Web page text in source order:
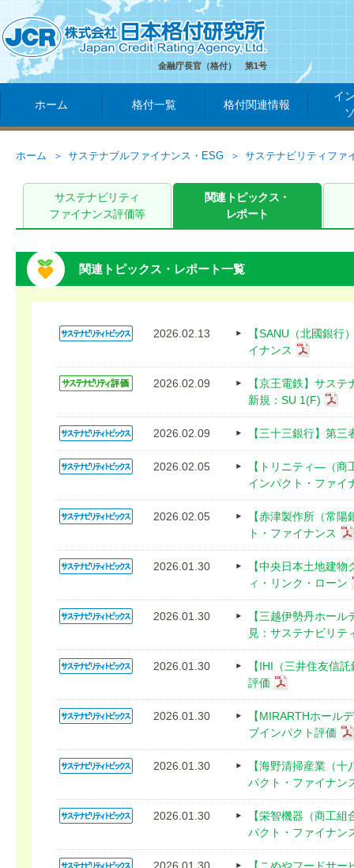
金融庁長官（格付） 第1号
ホーム 格付一覧 格付関連情報
イ
ホーム サステナブルファイナンス・ESG サステナビリティファ
サステナビリティ
ファイナンス評価等
関連トピックス・
レポート
関連トピックス・レポート一覧
2026.02.13
【SANU（北國銀行
イナンス
2026.02.09
【京王電鉄】サス
新規：SU 1(F)
2026.02.09 【三十三銀行】第
2026.02.05
【トリニティ―（商
インパクト・ファイ
2026.02.05
【赤津製作所（常
ト・ファイナンス
2026.01.30
【中央日本土地建
ィ・リンク・ローン
2026.01.30
【三越伊勢丹ホー
見：サステナビリテ
2026.01.30
【IHI（三井住友信
評価
2026.01.30
【MIRARTHホール
ブインパクト評価
2026.01.30
【海野清掃産業（
パクト・ファイナン
2026.01.30
【栄智機器（商工
パクト・ファイナン